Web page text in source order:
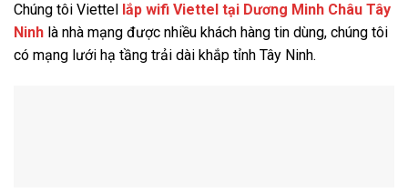
Chúng tôi Viettel
lắp wifi Viettel tại Dương Minh Châu Tây
Ninh là nhà mạng được nhiều khách hàng tin dùng, chúng tôi
có mạng lưới hạ tầng trải dài khắp tỉnh Tây Ninh.